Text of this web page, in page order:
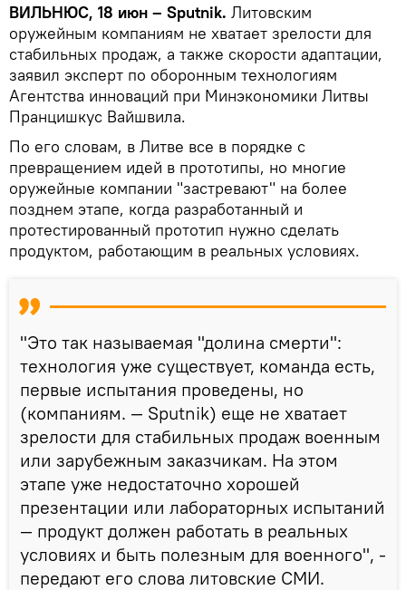
ВИЛЬНЮС, 18 июн – Sputnik. Литовским
оружейным компаниям не хватает зрелости для
стабильных продаж, а также скорости адаптации,
заявил эксперт по оборонным технологиям
Агентства инноваций при Минэкономики Литвы
Пранцишкус Вайшвила.
По его словам, в Литве все в порядке с
превращением идей в прототипы, но многие
оружейные компании "застревают" на более
позднем этапе, когда разработанный и
протестированный прототип нужно сделать
продуктом, работающим в реальных условиях.
"Это так называемая "долина смерти":
технология уже существует, команда есть,
первые испытания проведены, но
(компаниям. — Sputnik) еще не хватает
зрелости для стабильных продаж военным
или зарубежным заказчикам. На этом
этапе уже недостаточно хорошей
презентации или лабораторных испытаний
— продукт должен работать в реальных
условиях и быть полезным для военного", -
передают его слова литовские СМИ.